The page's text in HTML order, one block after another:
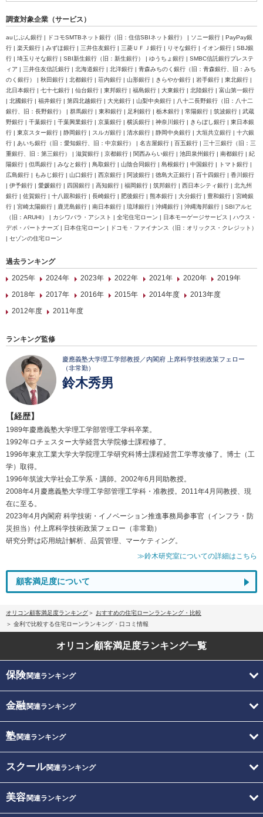
調査対象企業（サービス）
auじぶん銀行 | ドコモSMTBネット銀行（旧：住信SBIネット銀行） | ソニー銀行 | PayPay銀
行 | 楽天銀行 | みずほ銀行 | 三井住友銀行 | 三菱ＵＦＪ銀行 | りそな銀行 | イオン銀行 | SBJ銀
行 | 埼玉りそな銀行 | SBI新生銀行（旧：新生銀行） | ゆうちょ銀行 | SMBC信託銀行プレステ
ィア | 三井住友信託銀行 | 北海道銀行 | 北洋銀行 | 青森みちのく銀行（旧：青森銀行、旧：みち
のく銀行） | 秋田銀行 | 北都銀行 | 荘内銀行 | 山形銀行 | きらやか銀行 | 岩手銀行 | 東北銀行 |
北日本銀行 | 七十七銀行 | 仙台銀行 | 東邦銀行 | 福島銀行 | 大東銀行 | 北陸銀行 | 富山第一銀行
| 北國銀行 | 福井銀行 | 第四北越銀行 | 大光銀行 | 山梨中央銀行 | 八十二長野銀行（旧：八十二
銀行、旧：長野銀行） | 群馬銀行 | 東和銀行 | 足利銀行 | 栃木銀行 | 常陽銀行 | 筑波銀行 | 武蔵
野銀行 | 千葉銀行 | 千葉興業銀行 | 京葉銀行 | 横浜銀行 | 神奈川銀行 | きらぼし銀行 | 東日本銀
行 | 東京スター銀行 | 静岡銀行 | スルガ銀行 | 清水銀行 | 静岡中央銀行 | 大垣共立銀行 | 十六銀
行 | あいち銀行（旧：愛知銀行、旧：中京銀行） | 名古屋銀行 | 百五銀行 | 三十三銀行（旧：三
重銀行、旧：第三銀行） | 滋賀銀行 | 京都銀行 | 関西みらい銀行 | 池田泉州銀行 | 南都銀行 | 紀
陽銀行 | 但馬銀行 | みなと銀行 | 鳥取銀行 | 山陰合同銀行 | 島根銀行 | 中国銀行 | トマト銀行 |
広島銀行 | もみじ銀行 | 山口銀行 | 西京銀行 | 阿波銀行 | 徳島大正銀行 | 百十四銀行 | 香川銀行
| 伊予銀行 | 愛媛銀行 | 四国銀行 | 高知銀行 | 福岡銀行 | 筑邦銀行 | 西日本シティ銀行 | 北九州
銀行 | 佐賀銀行 | 十八親和銀行 | 長崎銀行 | 肥後銀行 | 熊本銀行 | 大分銀行 | 豊和銀行 | 宮崎銀
行 | 宮崎太陽銀行 | 鹿児島銀行 | 南日本銀行 | 琉球銀行 | 沖縄銀行 | 沖縄海邦銀行 | SBIアルヒ
（旧：ARUHI） | カシワバラ・アシスト | 全宅住宅ローン | 日本モーゲージサービス | ハウス・
デポ・パートナーズ | 日本住宅ローン | ドコモ・ファイナンス（旧：オリックス・クレジット）
| セゾンの住宅ローン
過去ランキング
2025年
2024年 2023年 2022年 2021年 2020年
2019年
2018年
2017年 2016年 2015年 2014年度
2013年度
2012年度
2011年度
ランキング監修
慶應義塾大学理工学部教授／内閣府 上席科学技術政策フェロー
（非常勤）
鈴木秀男
【経歴】
1989年慶應義塾大学理工学部管理工学科卒業。
1992年ロチェスター大学経営大学院修士課程修了。
1996年東京工業大学大学院理工学研究科博士課程経営工学専攻修了。博士（工
学）取得。
1996年筑波大学社会工学系・講師。2002年6月同助教授。
2008年4月慶應義塾大学理工学部管理工学科・准教授。2011年4月同教授、現
在に至る。
2023年4月内閣府 科学技術・イノベーション推進事務局参事官（インフラ・防
災担当）付上席科学技術政策フェロー（非常勤）
研究分野は応用統計解析、品質管理、マーケティング。
≫鈴木研究室についての詳細はこちら
顧客満足度について
オリコン顧客満足度ランキング
おすすめの住宅ローンランキング・比較
金利で比較する住宅ローンランキング・口コミ情報
オリコン顧客満足度ランキング一覧
保険関連ランキング
金融関連ランキング
塾関連ランキング
スクール関連ランキング
美容関連ランキング